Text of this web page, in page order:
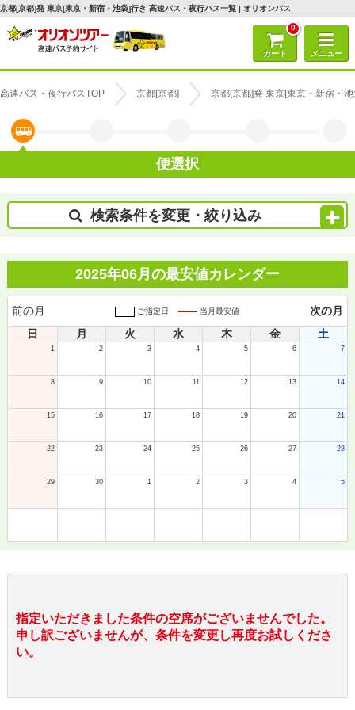
京都[京都]発 東京[東京・新宿・池袋]行き 高速バス・夜行バス一覧 | オリオンバス
0
カート メニュー
高速バス・夜行バスTOP 京都[京都] 京都[京都]発 東京[東京・新宿・
便選択
検索条件を変更・絞り込み
2025年06月の最安値カレンダー
前の月 ご指定日 当月最安値
次の月
日
月 火 水 木 金 土
1 2 3 4 5 6 7
8 9 10 11 12 13 14
15 16 17 18 19 20 21
22 23 24 25 26 27 28
29 30 1 2 3 4 5
指定いただきました条件の空席がございませんでした。
申し訳ございませんが、条件を変更し再度お試しくださ
い。